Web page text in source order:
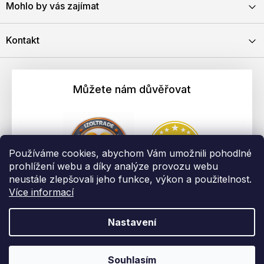
Používáme cookies, abychom Vám umožnili pohodlné
prohlížení webu a díky analýze provozu webu
neustále zlepšovali jeho funkce, výkon a použitelnost.
Více informací
Nastavení
Souhlasím
Mohlo by vás zajímat
Kontakt
Můžete nám důvěřovat
Vytvořil Shoptet